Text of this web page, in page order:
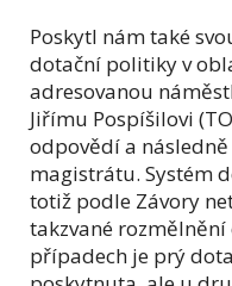
Poskytl nám také
dotační politiky v
adresovanou
Jiřímu Pospíšilovi
odpovědí a
magistrátu. Systém
totiž podle Závory
takzvané
případech je prý